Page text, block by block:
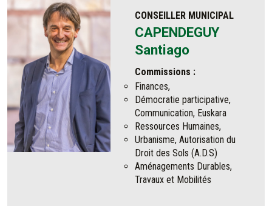
CONSEILLER MUNICIPAL
CAPENDEGUY
Santiago
Commissions :
Finances,
Démocratie participative,
Communication, Euskara
Ressources Humaines,
Urbanisme, Autorisation du
Droit des Sols (A.D.S)
Aménagements Durables,
Travaux et Mobilités